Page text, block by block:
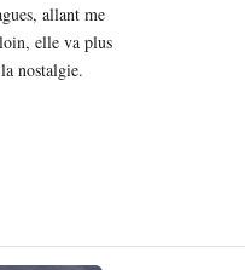
allant me
elle va plus
nostalgie.